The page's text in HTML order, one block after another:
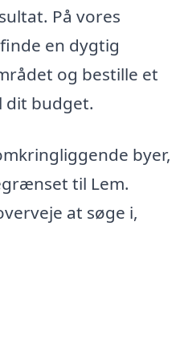
På vores
en dygtig
og bestille et
dit budget.
byer,
til Lem.
at søge i,